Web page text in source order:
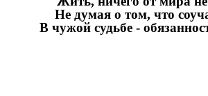
Не думая о том, что
В чужой судьбе -